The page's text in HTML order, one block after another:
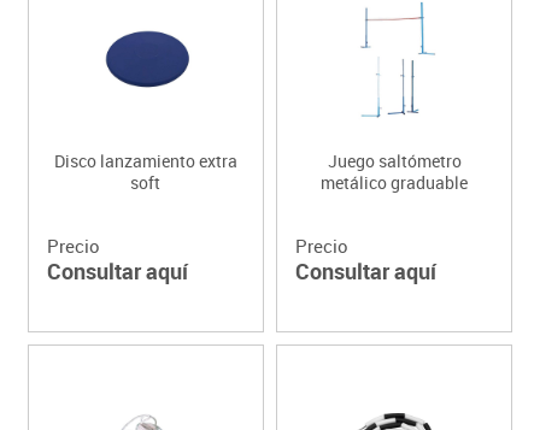
Disco lanzamiento extra
soft
Precio
Consultar aquí
Juego saltómetro
metálico graduable
Precio
Consultar aquí